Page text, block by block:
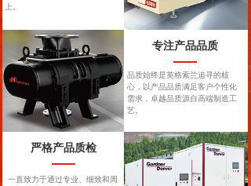
一直致力于通过专业、细致和周
严格产品质检
上。
专注产品品质
品质始终是英格索兰追寻的核
心，以产品品质满足客户个性化
需求，卓越品质源自高端制造工
艺。